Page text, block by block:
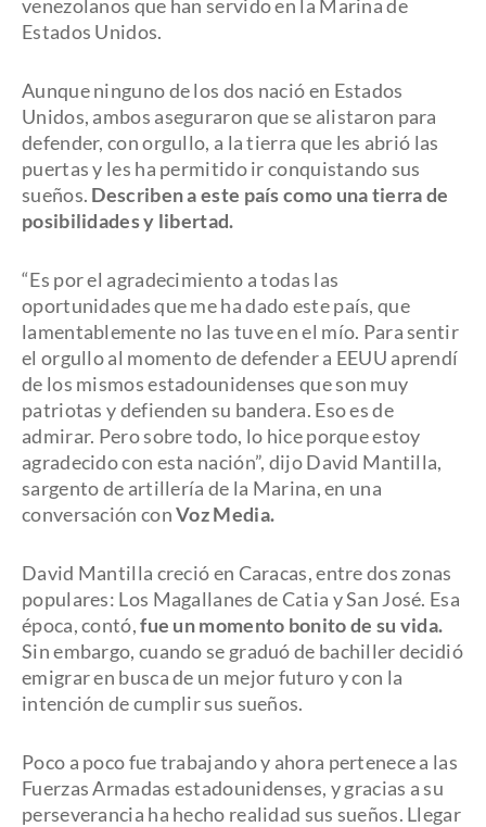
venezolanos que han servido en la Marina de
Estados Unidos.
Aunque ninguno de los dos nació en Estados
Unidos, ambos aseguraron que se alistaron para
defender, con orgullo, a la tierra que les abrió las
puertas y les ha permitido ir conquistando sus
sueños. Describen a este país como una tierra de
posibilidades y libertad.
“Es por el agradecimiento a todas las
oportunidades que me ha dado este país, que
lamentablemente no las tuve en el mío. Para sentir
el orgullo al momento de defender a EEUU aprendí
de los mismos estadounidenses que son muy
patriotas y defienden su bandera. Eso es de
admirar. Pero sobre todo, lo hice porque estoy
agradecido con esta nación”, dijo David Mantilla,
sargento de artillería de la Marina, en una
conversación conVoz Media.
David Mantilla creció en Caracas, entre dos zonas
populares: Los Magallanes de Catia y San José. Esa
época, contó,fue un momento bonito de su vida.
Sin embargo, cuando se graduó de bachiller decidió
emigrar en busca de un mejor futuro y con la
intención de cumplir sus sueños.
Poco a poco fue trabajando y ahora pertenece a las
Fuerzas Armadas estadounidenses, y gracias a su
perseverancia ha hecho realidad sus sueños. Llegar